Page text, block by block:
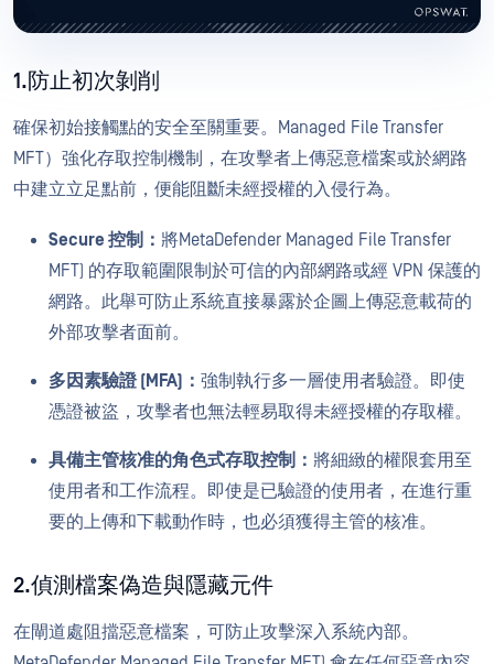
1.防止初次剝削
確保初始接觸點的安全至關重要。Managed File Transfer
MFT）強化存取控制機制，在攻擊者上傳惡意檔案或於網路
中建立立足點前，便能阻斷未經授權的入侵行為。
Secure 控制： 將MetaDefender Managed File Transfer
MFT) 的存取範圍限制於可信的內部網路或經 VPN 保護的
網路。此舉可防止系統直接暴露於企圖上傳惡意載荷的
外部攻擊者面前。
多因素驗證 (MFA)： 強制執行多一層使用者驗證。即使
憑證被盜，攻擊者也無法輕易取得未經授權的存取權。
具備主管核准的角色式存取控制： 將細緻的權限套用至
使用者和工作流程。即使是已驗證的使用者，在進行重
要的上傳和下載動作時，也必須獲得主管的核准。
2.偵測檔案偽造與隱藏元件
在閘道處阻擋惡意檔案，可防止攻擊深入系統內部。